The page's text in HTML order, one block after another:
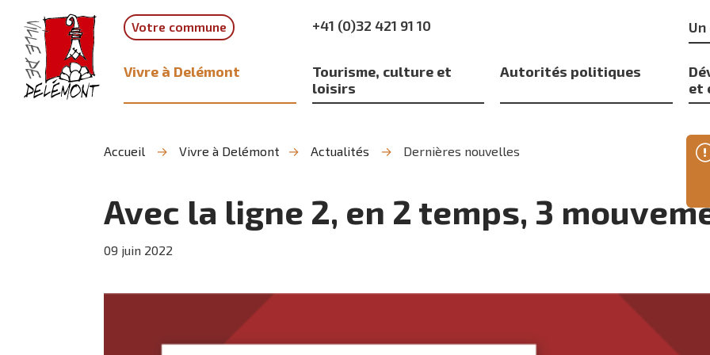
recherche
contenu
navigation
Votre commune +41 (0)32 421 91 10
Vivre à Delémont
Tourisme, culture et
loisirs
Autorités politiques
et
Accueil Vivre à Delémont Actualités Dernières nouvelles
Avec la ligne 2, en 2 temps, 3
09 juin 2022